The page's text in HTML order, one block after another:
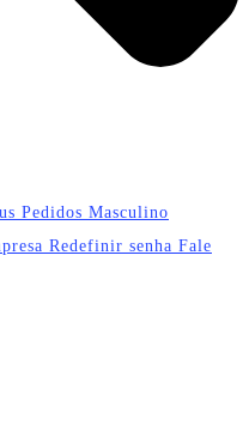
Pedidos Masculino
Redefinir senha Fale